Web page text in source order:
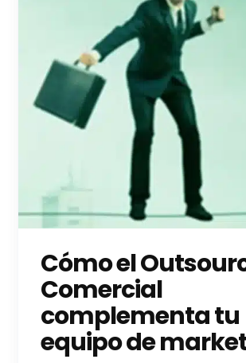
Cómo el
Comercial
complementa tu
equipo de